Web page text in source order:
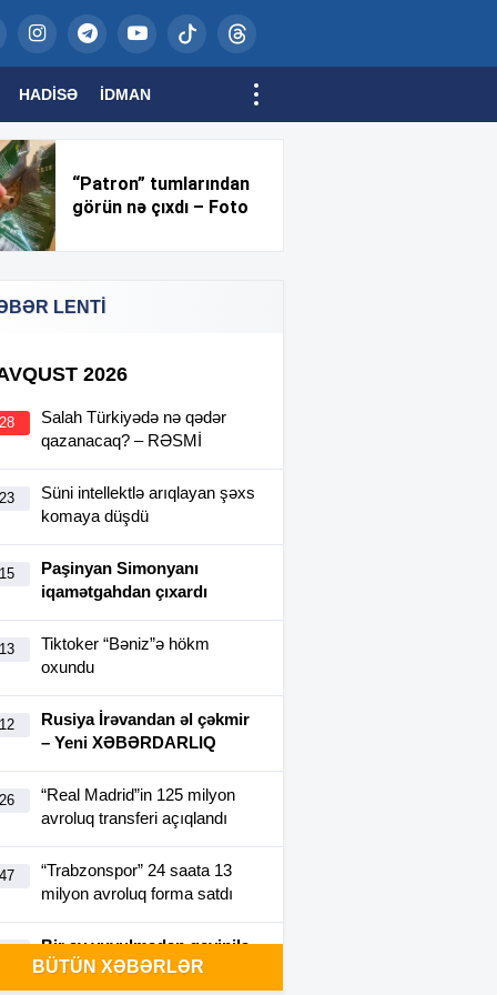
HADISƏ İDMAN
“Patron” tumlarından
görün nə çıxdı – Foto
LENTİ
2026
Salah Türkiyədə nə qədər
qazanacaq? – RƏSMİ
Süni intellektlə arıqlayan şəxs
komaya düşdü
Paşinyan Simonyanı
iqamətgahdan çıxardı
Tiktoker “Bəniz”ə hökm
oxundu
Rusiya İrəvandan əl çəkmir
– Yeni XƏBƏRDARLIQ
“Real Madrid”in 125 milyon
avroluq transferi açıqlandı
“Trabzonspor” 24 saata 13
milyon avroluq forma satdı
Bir ay yuyulmadan geyinilə
bilən futbolka yaradıldı-
BÜTÜN XƏBƏRLƏR